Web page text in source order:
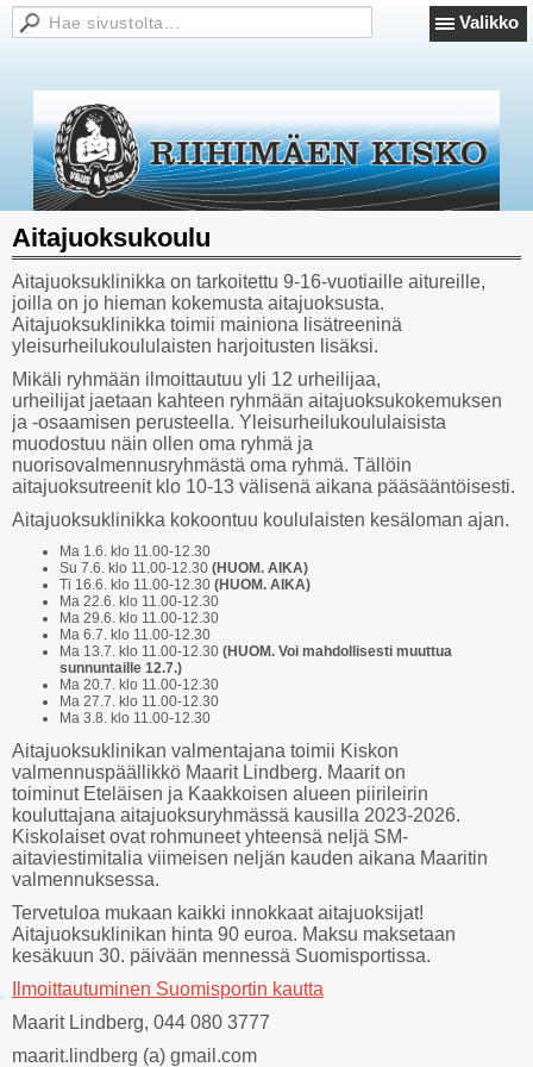
Valikko
Aitajuoksukoulu
Aitajuoksuklinikka on tarkoitettu 9-16-vuotiaille aitureille,
joilla on jo hieman kokemusta aitajuoksusta.
Aitajuoksuklinikka toimii mainiona lisätreeninä
yleisurheilukoululaisten harjoitusten lisäksi.
Mikäli ryhmään ilmoittautuu yli 12 urheilijaa,
urheilijat jaetaan kahteen ryhmään aitajuoksukokemuksen
ja -osaamisen perusteella. Yleisurheilukoululaisista
muodostuu näin ollen oma ryhmä ja
nuorisovalmennusryhmästä oma ryhmä. Tällöin
aitajuoksutreenit klo 10-13 välisenä aikana pääsääntöisesti.
Aitajuoksuklinikka kokoontuu koululaisten kesäloman ajan.
Ma 1.6. klo 11.00-12.30
Su 7.6. klo 11.00-12.30 (HUOM. AIKA)
Ti 16.6. klo 11.00-12.30 (HUOM. AIKA)
Ma 22.6. klo 11.00-12.30
Ma 29.6. klo 11.00-12.30
Ma 6.7. klo 11.00-12.30
Ma 13.7. klo 11.00-12.30 (HUOM. Voi mahdollisesti muuttua
sunnuntaille 12.7.)
Ma 20.7. klo 11.00-12.30
Ma 27.7. klo 11.00-12.30
Ma 3.8. klo 11.00-12.30
Aitajuoksuklinikan valmentajana toimii Kiskon
valmennuspäällikkö Maarit Lindberg. Maarit on
toiminut Eteläisen ja Kaakkoisen alueen piirileirin
kouluttajana aitajuoksuryhmässä kausilla 2023-2026.
Kiskolaiset ovat rohmuneet yhteensä neljä SM-
aitaviestimitalia viimeisen neljän kauden aikana Maaritin
valmennuksessa.
Tervetuloa mukaan kaikki innokkaat aitajuoksijat!
Aitajuoksuklinikan hinta 90 euroa. Maksu maksetaan
kesäkuun 30. päivään mennessä Suomisportissa.
Ilmoittautuminen Suomisportin kautta
Maarit Lindberg, 044 080 3777
maarit.lindberg (a) gmail.com